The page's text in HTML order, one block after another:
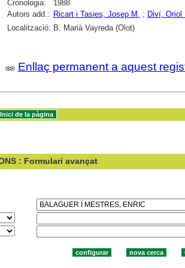
Cronologia:
1988
Autors add.: Ricart i Tasies, Josep M. ; Diví, Oriol
Localització: B. Marià Vayreda (Olot)
Enllaç permanent a aquest
: Formulari avançat